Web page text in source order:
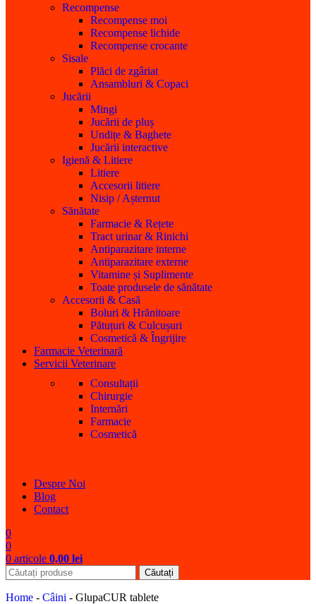
Recompense
Recompense moi
Recompense lichide
Recompense crocante
Sisale
Plăci de zgâriat
Ansambluri & Copaci
Jucării
Mingi
Jucării de pluș
Undițe & Baghete
Jucării interactive
Igienă & Litiere
Litiere
Accesorii litiere
Nisip / Așternut
Sănătate
Farmacie & Rețete
Tract urinar & Rinichi
Antiparazitare interne
Antiparazitare externe
Vitamine și Suplimente
Toate produsele de sănătate
Accesorii & Casă
Boluri & Hrănitoare
Pătuțuri & Culcușuri
Cosmetică & Îngrijire
Farmacie Veterinară
Servicii Veterinare
Consultații
Chirurgie
Internări
Farmacie
Cosmetică
Despre Noi
Blog
Contact
0
0
0 articole 0,00 lei
Căutați
Home - Câini - GlupaCUR tablete